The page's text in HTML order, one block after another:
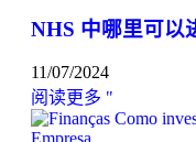
NHS 中哪里可以
11/07/2024
阅读更多 "